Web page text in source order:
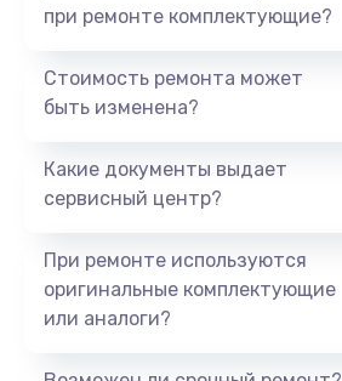
при ремонте комплектующие?
Стоимость ремонта может
быть изменена?
Какие документы выдает
сервисный центр?
При ремонте используются
оригинальные комплектующие
или аналоги?